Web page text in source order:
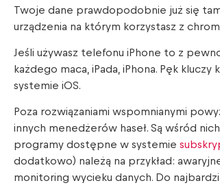
Twoje dane prawdopodobnie już się
urządzenia na którym korzystasz z
Jeśli używasz telefonu iPhone to z
każdego maca, iPada, iPhona. Pęk
systemie iOS.
Poza rozwiązaniami wspomnianymi
innych menedżerów haseł. Są wśród
programy dostępne w systemie
dodatkowo) należą na przykład:
monitoring wycieku danych. Do